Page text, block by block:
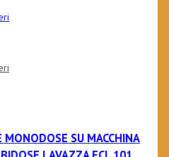
SU MACCHINA